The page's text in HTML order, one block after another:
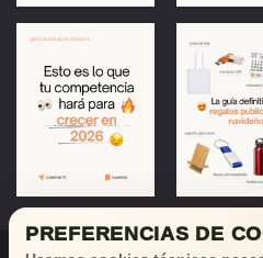
PREFERENCIAS DE